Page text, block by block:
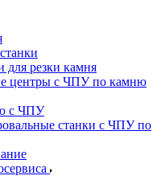
для резки камня
центры с ЧПУ по камню
с ЧПУ
станки с ЧПУ по